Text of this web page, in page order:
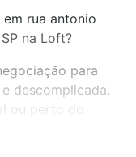
rua antonio
na Loft?
para
descomplicada.
ou perto do
rua antonio